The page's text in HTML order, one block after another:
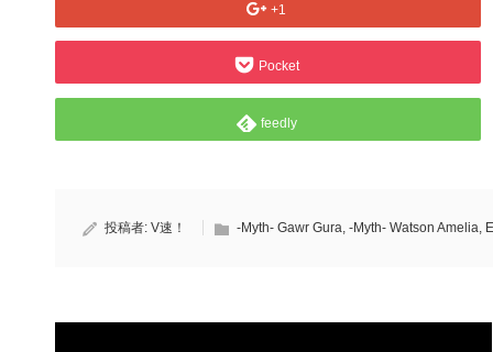
+1
Pocket
feedly
投稿者: V速！ -Myth- Gawr Gura, -Myth- Watson Amelia,